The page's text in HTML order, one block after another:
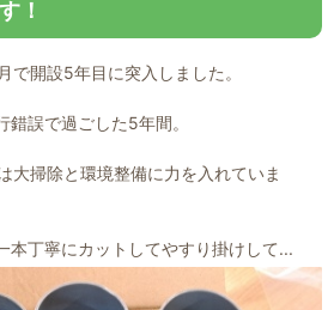
！
開設5年目に突入しました。
誤で過ごした5年間。
大掃除と環境整備に力を入れていま
本丁寧にカットしてやすり掛けして...